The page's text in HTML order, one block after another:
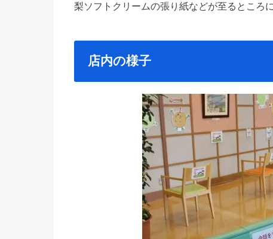
梨ソフトクリームの張り紙などが至るところ
店内の様子